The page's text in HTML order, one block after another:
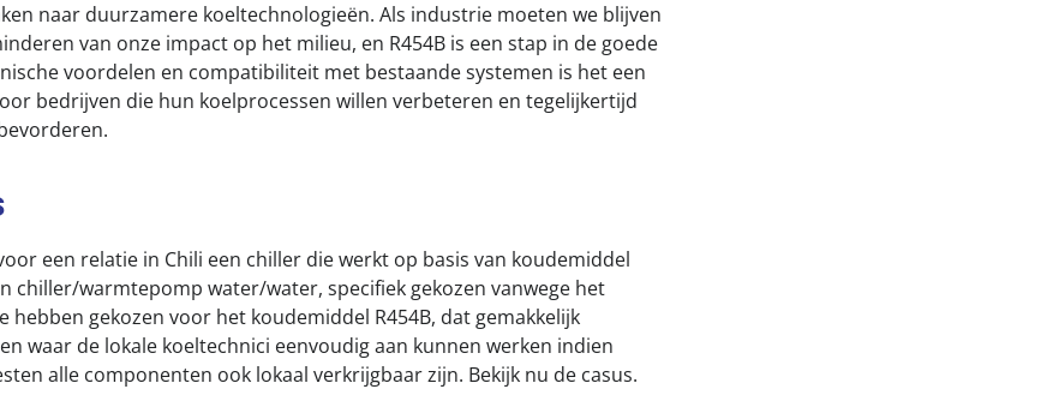
naar duurzamere koeltechnologieën. Als industrie moeten we blijven
van onze impact op het milieu, en R454B is een stap in de goede
voordelen en compatibiliteit met bestaande systemen is het een
bedrijven die hun koelprocessen willen verbeteren en tegelijkertijd
een relatie in Chili een chiller die werkt op basis van koudemiddel
chiller/warmtepomp water/water, specifiek gekozen vanwege het
hebben gekozen voor het koudemiddel R454B, dat gemakkelijk
waar de lokale koeltechnici eenvoudig aan kunnen werken indien
alle componenten ook lokaal verkrijgbaar zijn. Bekijk nu de casus.